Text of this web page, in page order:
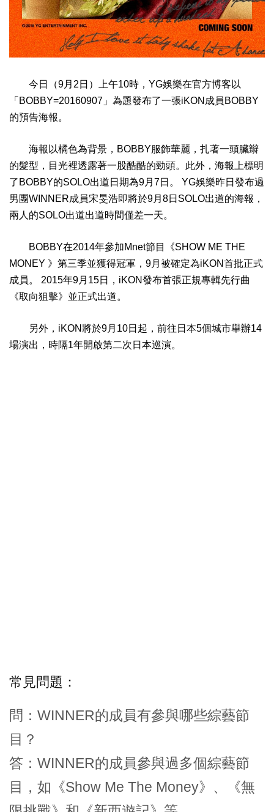
今日（9月2日）上午10時，YG娛樂在官方博客以
「BOBBY=20160907」為題發布了一張iKON成員BOBBY
的預告海報。
海報以橘色為背景，BOBBY服飾華麗，扎著一頭臟辮
的髮型，目光裡透露著一股酷酷的勁頭。此外，海報上標明
了BOBBY的SOLO出道日期為9月7日。 YG娛樂昨日發布過
男團WINNER成員宋旻浩即將於9月8日SOLO出道的海報，
兩人的SOLO出道出道時間僅差一天。
BOBBY在2014年參加Mnet節目《SHOW ME THE
MONEY 》第三季並獲得冠軍，9月被確定為iKON首批正式
成員。 2015年9月15日，iKON發布首張正規專輯先行曲
《取向狙擊》並正式出道。
另外，iKON將於9月10日起，前往日本5個城市舉辦14
場演出，時隔1年開啟第二次日本巡演。
常見問題：
問：WINNER的成員有參與哪些綜藝節
目？
答：WINNER的成員參與過多個綜藝節
目，如《Show Me The Money》、《無